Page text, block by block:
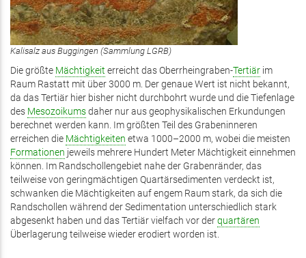
Kalisalz aus Buggingen (Sammlung LGRB)
Die größte Mächtigkeit erreicht das Oberrheingraben-Tertiär im
Raum Rastatt mit über 3000 m. Der genaue Wert ist nicht bekannt,
da das Tertiär hier bisher nicht durchbohrt wurde und die Tiefenlage
des Mesozoikumsdaher nur aus geophysikalischen Erkundungen
berechnet werden kann. Im größten Teil des Grabeninneren
erreichen die Mächtigkeiten etwa 1000–2000 m, wobei die meisten
Formationen jeweils mehrere Hundert Meter Mächtigkeit einnehmen
können. Im Randschollengebiet nahe der Grabenränder, das
teilweise von geringmächtigen Quartärsedimenten verdeckt ist,
schwanken die Mächtigkeiten auf engem Raum stark, da sich die
Randschollen während der Sedimentation unterschiedlich stark
abgesenkt haben und das Tertiär vielfach vor derquartären
Überlagerung teilweise wieder erodiert worden ist.